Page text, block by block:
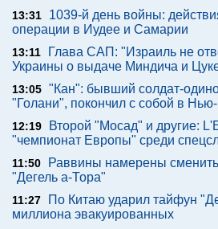
13:31
1039-й день войны:
операции в Иудее и Самарии
13:11
Глава САП: "Израиль не
Украины о выдаче Миндича и
13:05 "Кан": бывший солдат-
"Голани", покончил с собой в
12:19
Второй "Мосад" и другие:
"чемпионат Европы" среди
11:50
Раввины намерены
"Дегель а-Тора"
11:27
По Китаю ударил тайфун
миллиона эвакуированных